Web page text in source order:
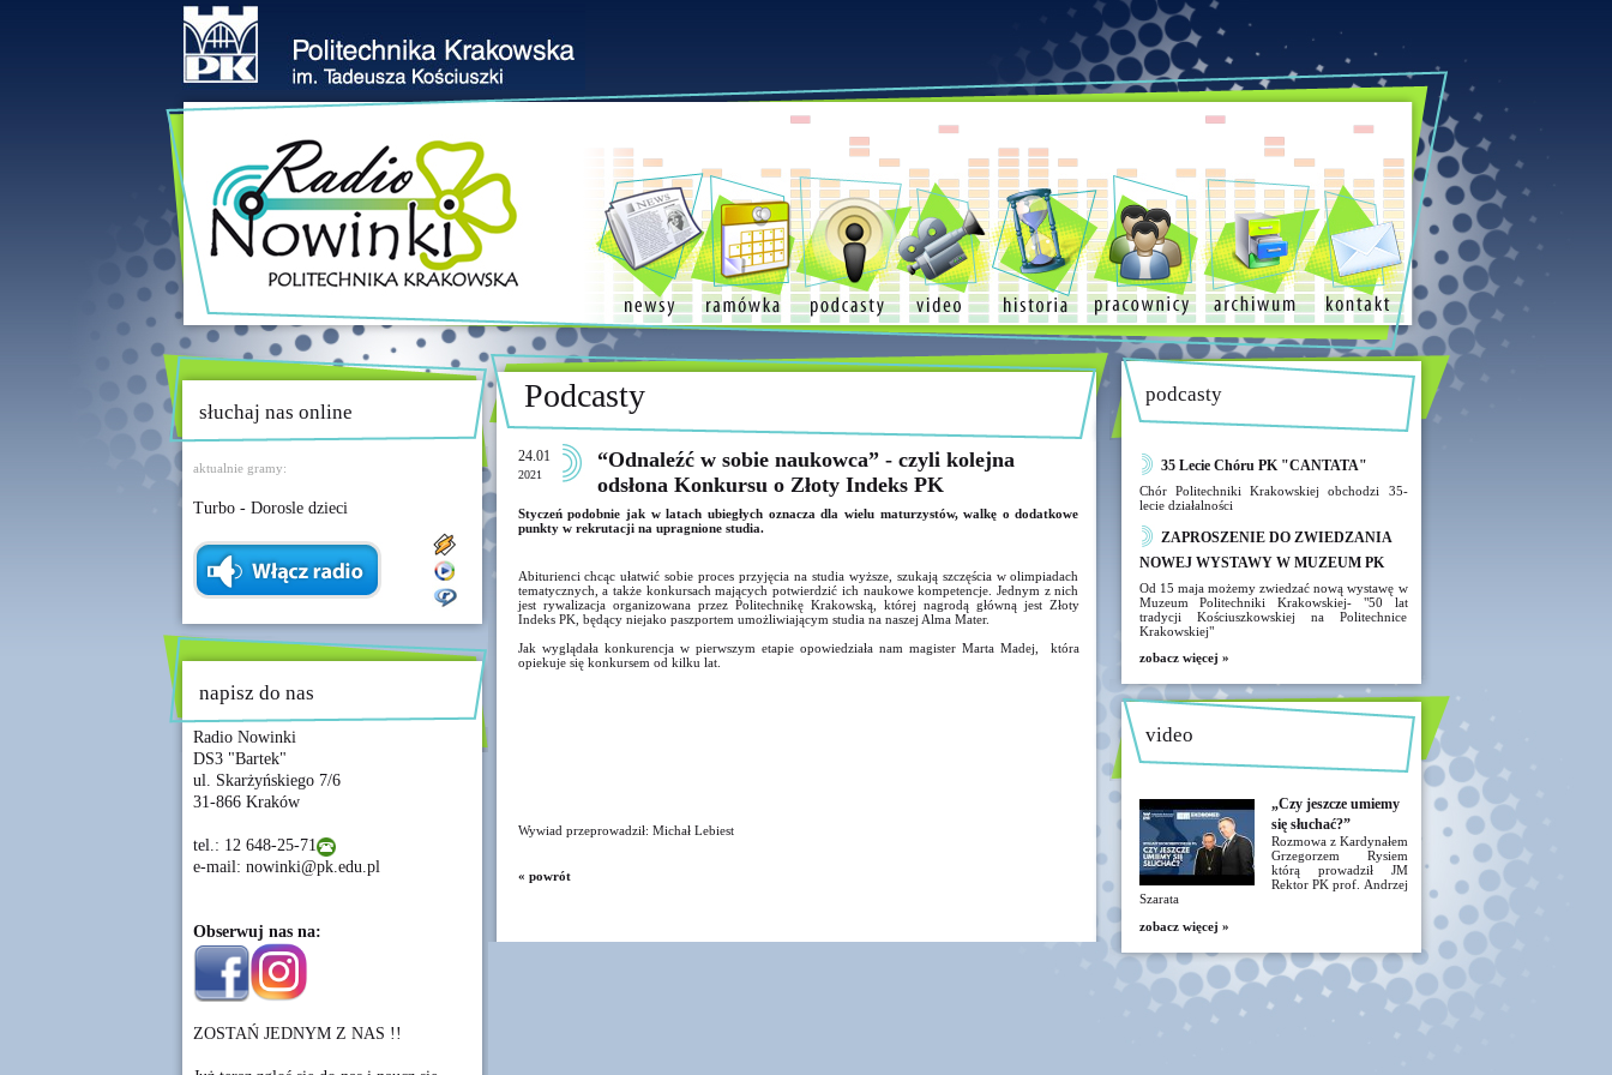
słuchaj nas online
aktualnie gramy:
Turbo - Dorosle dzieci
napisz do nas
Radio Nowinki
DS3 "Bartek"
ul. Skarżyńskiego 7/6
31-866 Kraków
tel.: 12 648-25-71
e-mail: nowinki@pk.edu.pl
Obserwuj nas na:
ZOSTAŃ JEDNYM Z NAS !!
Podcasty
24.01
2021
“Odnaleźć w sobie naukowca” - czyli kolejna
odsłona Konkursu o Złoty Indeks PK
Styczeń podobnie jak w latach ubiegłych oznacza dla wielu maturzystów, walkę o dodatkowe
punkty w rekrutacji na upragnione studia.
Abiturienci chcąc ułatwić sobie proces przyjęcia na studia wyższe, szukają szczęścia w olimpiadach
tematycznych, a także konkursach mających potwierdzić ich naukowe kompetencje. Jednym z nich
jest rywalizacja organizowana przez Politechnikę Krakowską, której nagrodą główną jest Złoty
Indeks PK, będący niejako paszportem umożliwiającym studia na naszej Alma Mater.
Jak wyglądała konkurencja w pierwszym etapie opowiedziała nam magister Marta Madej, która
opiekuje się konkursem od kilku lat.
Wywiad przeprowadził: Michał Lebiest
« powrót
podcasty
35 Lecie Chóru PK "CANTATA"
Chór Politechniki Krakowskiej obchodzi 35-
lecie działalności
ZAPROSZENIE DO ZWIEDZANIA
NOWEJ WYSTAWY W MUZEUM PK
Od 15 maja możemy zwiedzać nową wystawę w
Muzeum Politechniki Krakowskiej- "50 lat
tradycji Kościuszkowskiej na Politechnice
Krakowskiej"
zobacz więcej »
video
„Czy jeszcze umiemy
się słuchać?”
Rozmowa z Kardynałem
Grzegorzem Rysiem
którą prowadził JM
Rektor PK prof. Andrzej
Szarata
zobacz więcej »